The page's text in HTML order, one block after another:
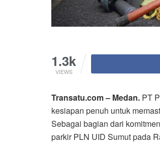
1.3k
VIEWS
Transatu.com – Medan. PT
kesiapan penuh untuk
Sebagai bagian dari
parkir PLN UID Sumut pada